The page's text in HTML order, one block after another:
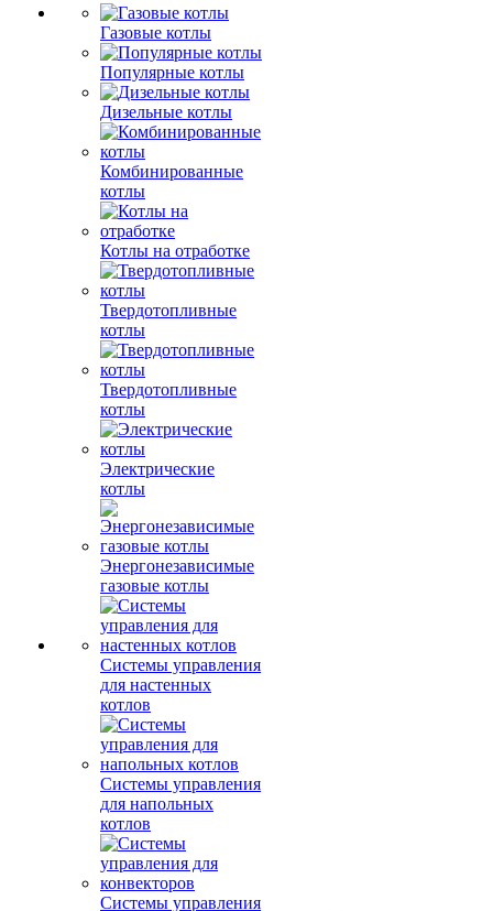
Газовые котлы
Популярные котлы
Дизельные котлы
Комбинированные
котлы
Котлы на отработке
Твердотопливные
котлы
Твердотопливные
котлы
Электрические
котлы
Энергонезависимые
газовые котлы
Системы управления
для настенных
котлов
Системы управления
для напольных
котлов
Системы управления